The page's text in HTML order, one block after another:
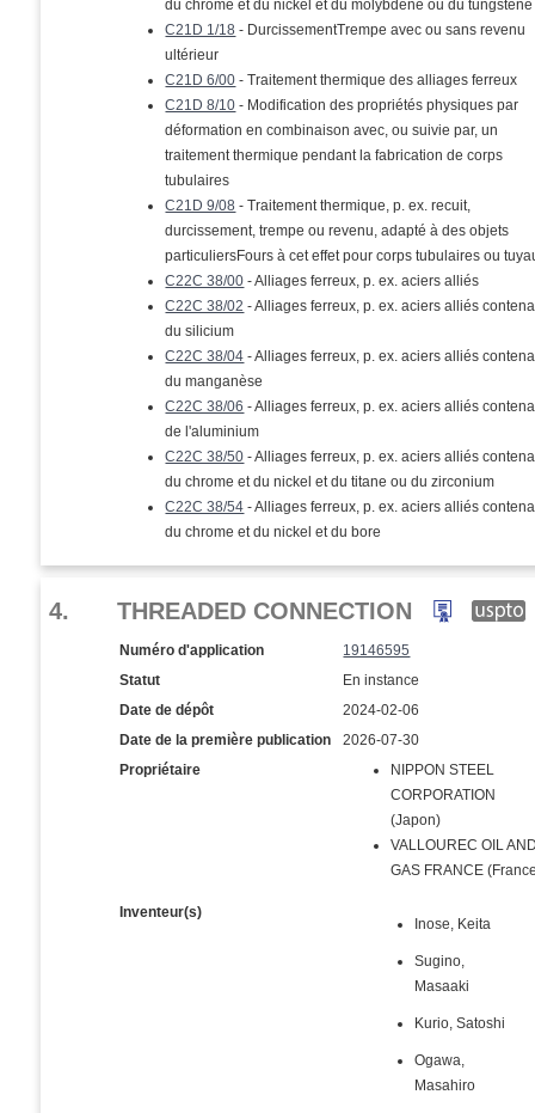
du chrome et du nickel et du molybdène ou du tungstène
C21D 1/18 - DurcissementTrempe avec ou sans revenu
ultérieur
C21D 6/00 - Traitement thermique des alliages ferreux
C21D 8/10 - Modification des propriétés physiques par
déformation en combinaison avec, ou suivie par, un
traitement thermique pendant la fabrication de corps
tubulaires
C21D 9/08 - Traitement thermique, p. ex. recuit,
durcissement, trempe ou revenu, adapté à des objets
particuliersFours à cet effet pour corps tubulaires ou
C22C 38/00 - Alliages ferreux, p. ex. aciers alliés
C22C 38/02 - Alliages ferreux, p. ex. aciers alliés
du silicium
C22C 38/04 - Alliages ferreux, p. ex. aciers alliés
du manganèse
C22C 38/06 - Alliages ferreux, p. ex. aciers alliés
de l'aluminium
C22C 38/50 - Alliages ferreux, p. ex. aciers alliés
du chrome et du nickel et du titane ou du zirconium
C22C 38/54 - Alliages ferreux, p. ex. aciers alliés
du chrome et du nickel et du bore
4. THREADED CONNECTION
Numéro d'application
19146595
Statut
En instance
Date de dépôt
2024-02-06
Date de la première publication
2026-07-30
Propriétaire
NIPPON STEEL
CORPORATION
(Japon)
VALLOUREC OIL
GAS FRANCE
Inventeur(s)
Inose, Keita
Sugino,
Masaaki
Kurio, Satoshi
Ogawa,
Masahiro